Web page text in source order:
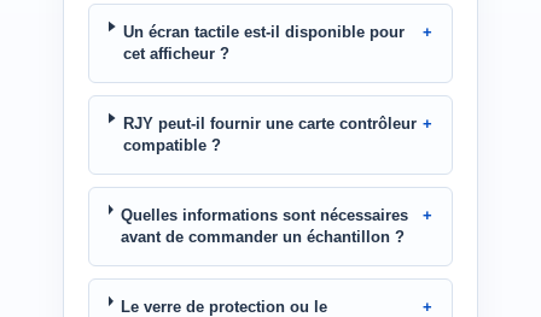
Un écran tactile est-il disponible pour
cet afficheur ?
RJY peut-il fournir une carte contrôleur
compatible ?
Quelles informations sont nécessaires
avant de commander un échantillon ?
Le verre de protection ou le